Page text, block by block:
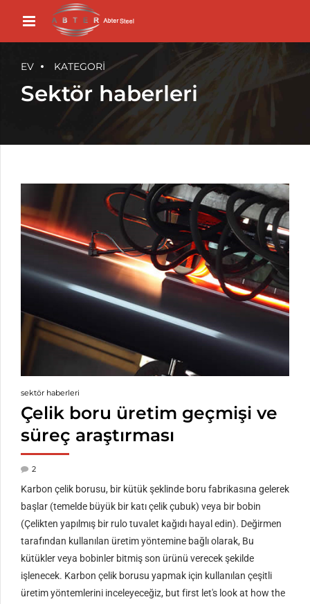
EV KATEGORI
Sektör haberleri
sektör haberleri
Çelik boru üretim geçmişi ve
süreç araştırması
2
Karbon çelik borusu, bir kütük şeklinde boru fabrikasına gelerek
başlar (temelde büyük bir katı çelik çubuk) veya bir bobin
(Çelikten yapılmış bir rulo tuvalet kağıdı hayal edin). Değirmen
tarafından kullanılan üretim yöntemine bağlı olarak, Bu
kütükler veya bobinler bitmiş son ürünü verecek şekilde
işlenecek. Karbon çelik borusu yapmak için kullanılan çeşitli
üretim yöntemlerini inceleyeceğiz, but first let's look at how the